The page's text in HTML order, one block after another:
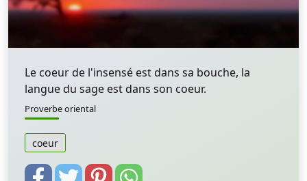
Le coeur de l'insensé est dans sa bouche, la
langue du sage est dans son coeur.
Proverbe oriental
coeur